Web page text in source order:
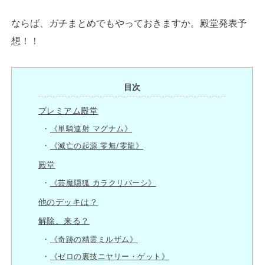
ならば、ガチまとめでもやっておきますか。殿堂発表予
想！！
目次
プレミアム殿堂
《単騎連射 マグナム》
《滅亡の起源 零無/零龍》
殿堂
《芸魔隠狐 カラクリバーシ》
他のデッキは？
解除、来る？
《奇跡の精霊ミルザム》
《ゼロの裏技ニヤリー・ゲット》